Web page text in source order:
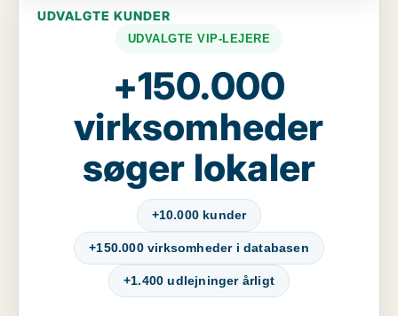
UDVALGTE KUNDER
UDVALGTE VIP-LEJERE
+150.000
virksomheder
søger lokaler
+10.000 kunder
+150.000 virksomheder i databasen
+1.400 udlejninger årligt